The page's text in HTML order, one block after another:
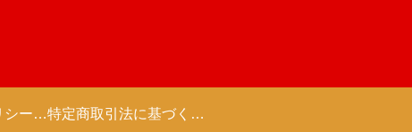
プライバシーポリシー 【Colorful Creation】 特定商取引法に基づく表記（商取引に関する開示）